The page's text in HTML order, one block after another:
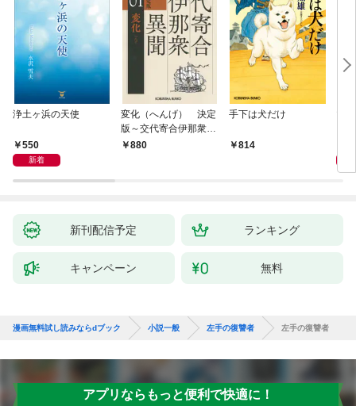
浄土ヶ浜の天使
550
新着
変化（へんげ） 決定
版～交代寄合伊那衆異
聞（1）～
880
手下は犬だけ
814
新刊配信予定 ランキング
キャンペーン 無料
漫画無料試し読みならdブック 小説一般 左手の復讐者 左手の復讐者
アプリならもっと便利で快適に！